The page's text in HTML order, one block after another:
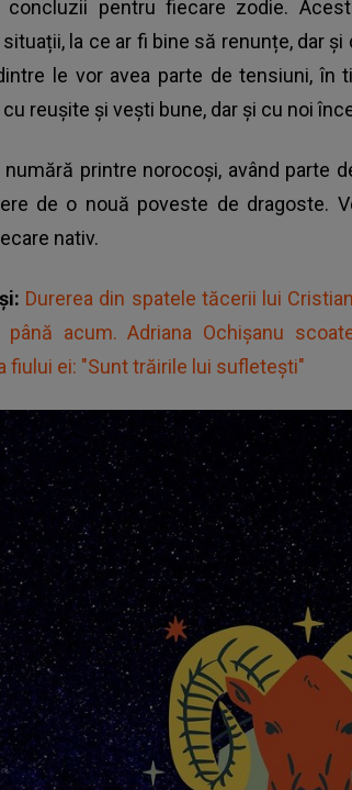
concluzii pentru fiecare zodie.
la ce ar fi bine să renunțe, dar
le vor avea parte de tensiuni, în
reușite și vești bune, dar și cu noi
numără printre norocoși, având parte
de o nouă poveste de dragoste.
nativ.
Durerea din spatele tăcerii lui
până acum. Adriana Ochișanu
fiului ei: "Sunt trăirile lui sufletești"